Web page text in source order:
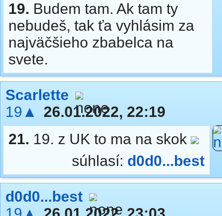
19. Budem tam. Ak tam ty
nebudeš, tak ťa vyhlásim za
najväčšieho zbabelca na
svete.
Scarlette
19▲
26.01.2022, 22:19
21. 19. z UK to ma na skok
súhlasí: d0d0...best
d0d0...best